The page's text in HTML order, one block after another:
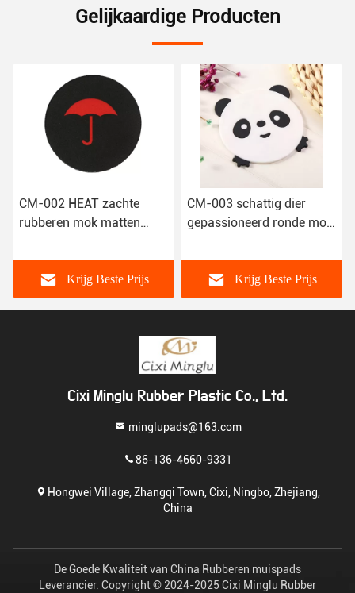
Gelijkaardige Producten
CM-003 schattig dier
gepassioneerd ronde mok
coasters
Krijg Beste Prijs
Natuurrubber ronde
drinkcoasters Moderne
Krijg Beste Prijs
Cixi Minglu Rubber Plastic Co., Ltd.
minglupads@163.com
86-136-4660-9331
Hongwei Village, Zhangqi Town, Cixi, Ningbo, Zhejiang,
China
De Goede Kwaliteit van China Rubberen muispads
Leverancier. Copyright © 2024-2025 Cixi Minglu Rubber